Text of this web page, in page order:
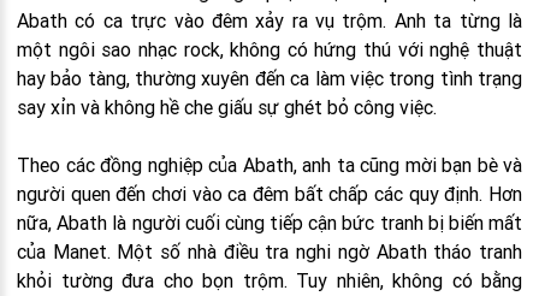
Abath có ca trực vào đêm xảy ra vụ trộm. Anh ta từng là
một ngôi sao nhạc rock, không có hứng thú với nghệ thuật
hay bảo tàng, thường xuyên đến ca làm việc trong tình trạng
say xỉn và không hề che giấu sự ghét bỏ công việc.
Theo các đồng nghiệp của Abath, anh ta cũng mời bạn bè và
người quen đến chơi vào ca đêm bất chấp các quy định. Hơn
nữa, Abath là người cuối cùng tiếp cận bức tranh bị biến mất
của Manet. Một số nhà điều tra nghi ngờ Abath tháo tranh
khỏi tường đưa cho bọn trộm. Tuy nhiên, không có bằng